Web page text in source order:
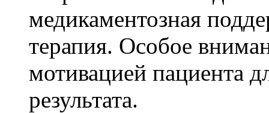
медикаментозная
терапия. Особое
мотивацией пациента
результата.